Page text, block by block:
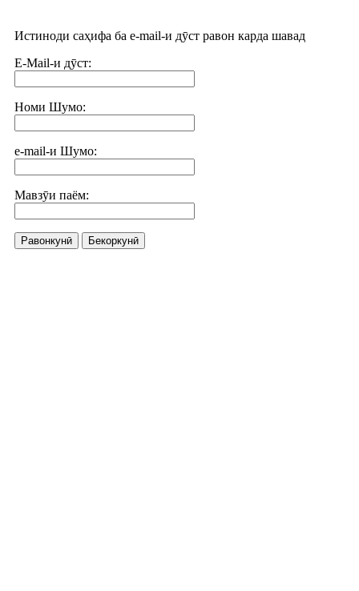
Истиноди саҳифа ба e-mail-и дӯст равон карда шавад
E-Mail-и дӯст:
Номи Шумо:
e-mail-и Шумо:
Мавзӯи паём:
Равонкунӣ Бекоркунӣ